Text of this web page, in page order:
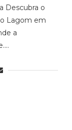
Descubra o
Lagom em
a